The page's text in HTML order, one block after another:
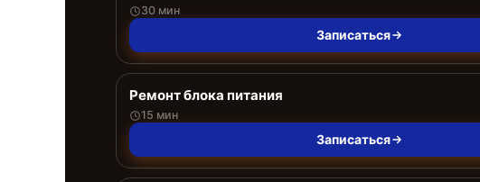
30 мин
Записаться
Ремонт блока питания
15 мин
Записаться